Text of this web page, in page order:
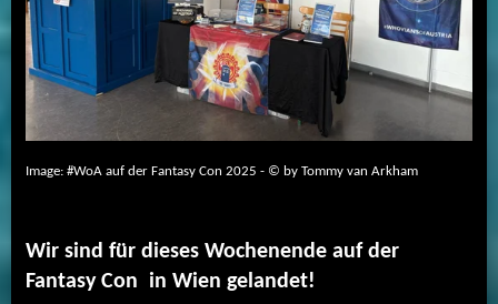
Image: #WoA auf der Fantasy Con 2025 - © by Tommy van Arkham
Wir sind für dieses Wochenende auf der
Fantasy Con in Wien gelandet!